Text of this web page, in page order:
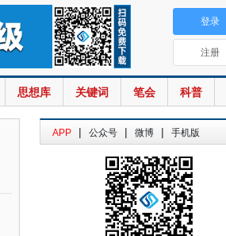
思想库 关键词 笔会 科普
登录
注册
APP | 公众号 | 微博 | 手机版